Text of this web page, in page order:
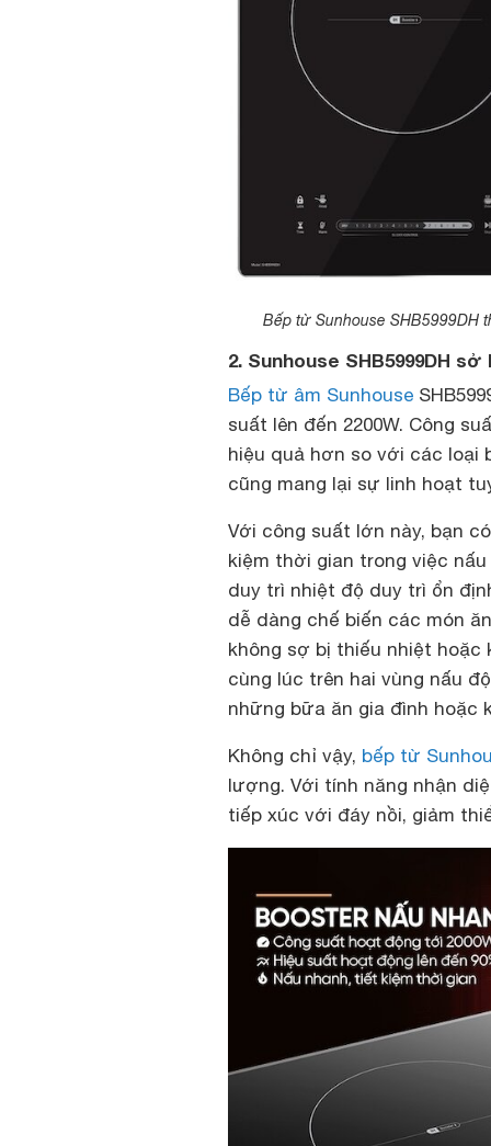
Bếp từ Sunhouse SHB5999DH
2. Sunhouse SHB5999DH
Bếp từ âm Sunhouse
suất lên đến 2200W. Công
hiệu quả hơn so với các loại
cũng mang lại sự linh hoạt
Với công suất lớn này, bạn
kiệm thời gian trong việc nấu
duy trì nhiệt độ duy trì ổn
dễ dàng chế biến các món
không sợ bị thiếu nhiệt hoặc
cùng lúc trên hai vùng nấu
những bữa ăn gia đình hoặc
Không chỉ vậy, bếp từ
lượng. Với tính năng nhận
tiếp xúc với đáy nồi, giảm